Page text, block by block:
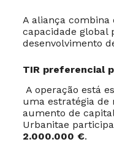
A aliança
capacidade global
desenvolvimento
TIR preferencial
A operação está
uma estratégia de
aumento de
Urbanitae
2.000.000 €.